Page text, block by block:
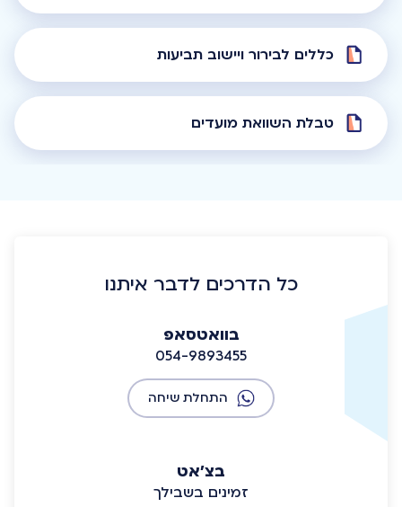
כללים לבירור ויישוב תביעות
טבלת השוואת מועדים
כל הדרכים לדבר איתנו
בוואטסאפ
054-9893455
התחלת שיחה
בצ'אט
זמינים בשבילך